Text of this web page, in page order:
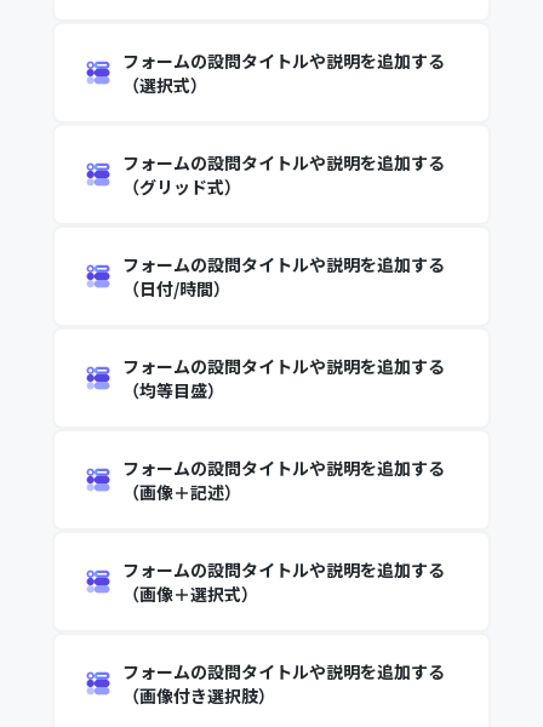
フォームの設問タイトルや説明を追加する
（選択式）
フォームの設問タイトルや説明を追加する
（グリッド式）
フォームの設問タイトルや説明を追加する
（日付/時間）
フォームの設問タイトルや説明を追加する
（均等目盛）
フォームの設問タイトルや説明を追加する
（画像＋記述）
フォームの設問タイトルや説明を追加する
（画像＋選択式）
フォームの設問タイトルや説明を追加する
（画像付き選択肢）